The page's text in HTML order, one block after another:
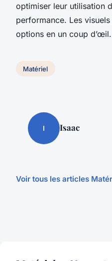
optimiser leur utilisation
performance. Les
options en un coup d’œil.
Matériel
I Isaac
Voir tous les articles